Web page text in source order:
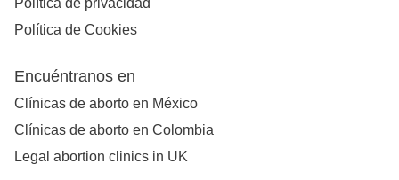
Política de privacidad
Política de Cookies
Encuéntranos en
Clínicas de aborto en México
Clínicas de aborto en Colombia
Legal abortion clinics in UK